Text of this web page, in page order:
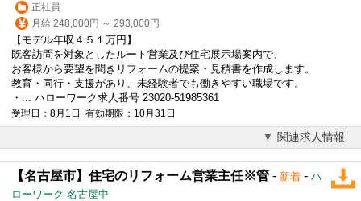
正社員
月給 248,000円 ～ 293,000円
【 モデル年収４５１万円】
既客訪問を対象としたルート営業及び住宅展示場案内で、
お客様から要望を聞きリフォームの提案・見積書を作成します。
教育・同行・支援があり、未経験者でも働きやすい職場です。
・... ハローワーク求人番号 23020-51985361
受理日：8月1日 有効期限：10月31日
関連求人情報
【名古屋市】住宅のリフォーム営業主任※管 - 新着 - ハ
ローワーク 名古屋中